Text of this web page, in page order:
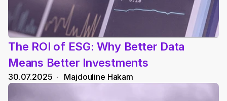
The ROI of ESG: Why Better Data
Means Better Investments
30.07.2025
  ·
Majdouline Hakam